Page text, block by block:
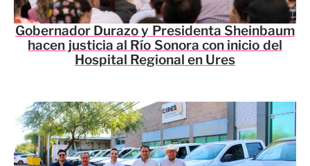
Gobernador Durazo y Presidenta Sheinbaum
hacen justicia al Río Sonora con inicio del
Hospital Regional en Ures